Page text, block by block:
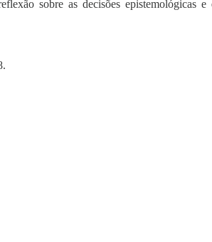
sobre as decisões epistemológicas e